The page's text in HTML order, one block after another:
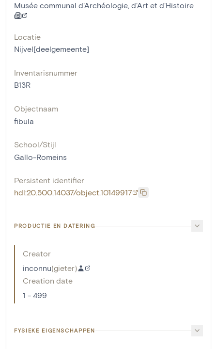
Musée communal d'Archéologie, d'Art et d'Histoire
Locatie
Nijvel[deelgemeente]
Inventarisnummer
B13R
Objectnaam
fibula
School/Stijl
Gallo-Romeins
Persistent identifier
hdl:20.500.14037/object.10149917
PRODUCTIE EN DATERING
Creator
inconnu(gieter)
Creation date
1 - 499
FYSIEKE EIGENSCHAPPEN